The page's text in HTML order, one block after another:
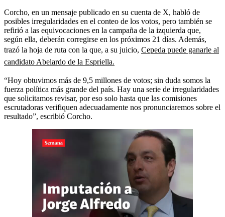
Corcho, en un mensaje publicado en su cuenta de X, habló de
posibles irregularidades en el conteo de los votos, pero también se
refirió a las equivocaciones en la campaña de la izquierda que,
según ella, deberán corregirse en los próximos 21 días. Además,
trazó la hoja de ruta con la que, a su juicio, Cepeda puede ganarle al
candidato Abelardo de la Espriella.
“Hoy obtuvimos más de 9,5 millones de votos; sin duda somos la
fuerza política más grande del país. Hay una serie de irregularidades
que solicitamos revisar, por eso solo hasta que las comisiones
escrutadoras verifiquen adecuadamente nos pronunciaremos sobre el
resultado”, escribió Corcho.